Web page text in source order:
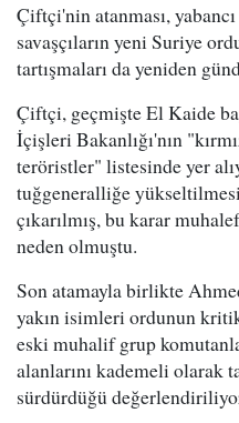
Çiftçi'nin atanması,
savaşçıların yeni Suriye
tartışmaları da yeniden
Çiftçi, geçmişte El Kaide
İçişleri Bakanlığı'nın
teröristler" listesinde yer
tuğgeneralliğe
çıkarılmış, bu karar
neden olmuştu.
Son atamayla birlikte
yakın isimleri ordunun
eski muhalif grup
alanlarını kademeli olarak
sürdürdüğü